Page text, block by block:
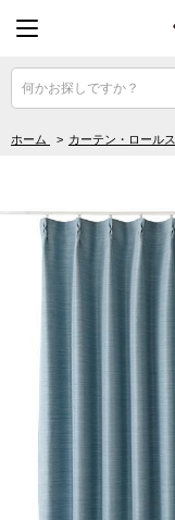
何かお探しですか？
ホーム > カーテン・ロール